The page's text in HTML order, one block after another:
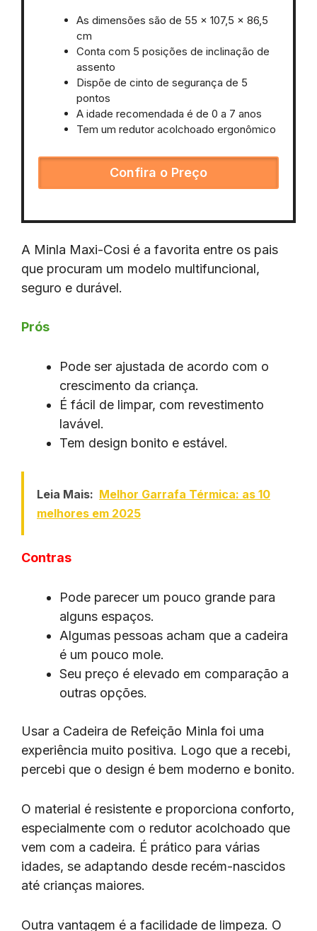
As dimensões são de ‎55 x 107,5 x 86,5
cm
Conta com 5 posições de inclinação de
assento
Dispõe de cinto de segurança de 5
pontos
A idade recomendada é de 0 a 7 anos
Tem um redutor acolchoado ergonômico
Confira o Preço
A Minla Maxi-Cosi é a favorita entre os pais
que procuram um modelo multifuncional,
seguro e durável.
Prós
Pode ser ajustada de acordo com o
crescimento da criança.
É fácil de limpar, com revestimento
lavável.
Tem design bonito e estável.
Leia Mais: Melhor Garrafa Térmica: as 10
melhores em 2025
Contras
Pode parecer um pouco grande para
alguns espaços.
Algumas pessoas acham que a cadeira
é um pouco mole.
Seu preço é elevado em comparação a
outras opções.
Usar a Cadeira de Refeição Minla foi uma
experiência muito positiva. Logo que a recebi,
percebi que o design é bem moderno e bonito.
O material é resistente e proporciona conforto,
especialmente com o redutor acolchoado que
vem com a cadeira. É prático para várias
idades, se adaptando desde recém-nascidos
até crianças maiores.
Outra vantagem é a facilidade de limpeza. O